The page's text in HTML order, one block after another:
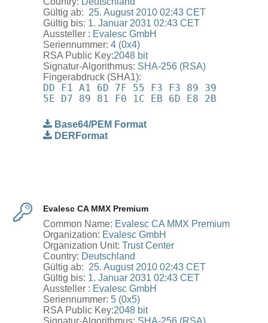
Gültig ab: ‎ ‎25. ‎August ‎2010 02:43 CET
Gültig bis: 1. ‎Januar ‎2031 02:43 CET
Aussteller : Evalesc GmbH
Seriennummer:4 (0x4)
RSA Public Key:2048 bit
Signatur-Algorithmus: SHA-256 (RSA)
Fingerabdruck (SHA1):
DD F1 A1 6D 7F 55 F3 F3 89 39
5E D7 89 81 F0 1C EB 6D E8 2B
Base64/PEM Format
DERFormat
Evalesc CA MMX Premium
Common Name: Evalesc CA MMX Premium
Organization: Evalesc GmbH
Organization Unit:Trust Center
Country: Deutschland
Gültig ab: ‎ ‎25. ‎August ‎2010 02:43 CET
Gültig bis: 1. ‎Januar ‎2031 02:43 CET
Aussteller : Evalesc GmbH
Seriennummer: 5 (0x5)
RSA Public Key:2048 bit
Signatur-Algorithmus: SHA-256 (RSA)